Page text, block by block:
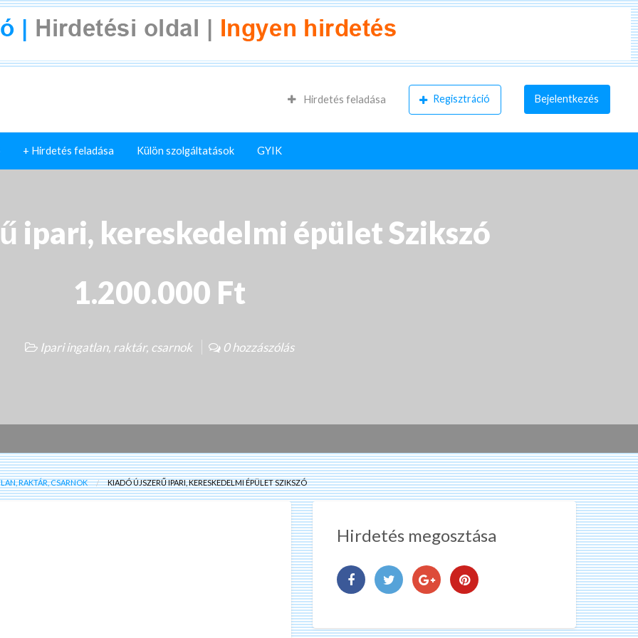
Hirdetés feladása Regisztráció Bejelentkezés
+ Hirdetés feladása Külön szolgáltatások GYIK
ipari, kereskedelmi épület Szikszó
1.200.000 Ft
Ipari ingatlan, raktár, csarnok 0 hozzászólás
RAKTÁR, CSARNOK KIADÓ ÚJSZERŰ IPARI, KERESKEDELMI ÉPÜLET SZIKSZÓ
Hirdetés megosztása